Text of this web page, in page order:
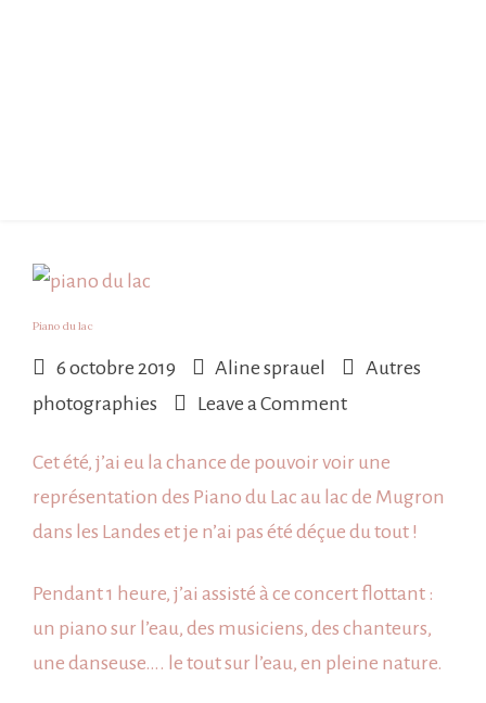
Piano du lac
6 octobre 2019 Aline sprauel
Autres
photographies
Leave a Commenton
du
lac
Cet été, j’ai eu la chance de pouvoir voir une
représentation des Piano du Lac au lac de Mugron
dans les Landes et je n’ai pas été déçue du tout !
Pendant 1 heure, j’ai assisté à ce concert flottant :
un piano sur l’eau, des musiciens, des chanteurs,
une danseuse…. le tout sur l’eau, en pleine nature.